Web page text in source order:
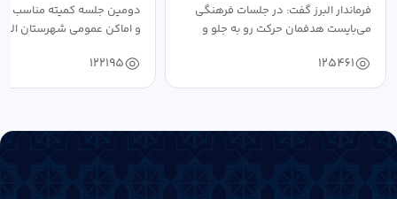
فرماندار البرز گفت: در جلسات فرهنگی
می‌بایست هدفمان حرکت رو به جلو و
125461
دومین جلسه کمیته مناسب
و اماکن عمومی شهرستان
122195